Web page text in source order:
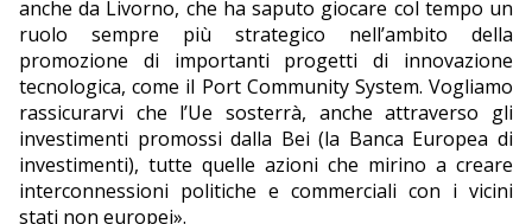
anche da Livorno, che ha saputo giocare col tempo un
ruolo sempre più strategico nell’ambito della
promozione di importanti progetti di innovazione
tecnologica, come il Port Community System. Vogliamo
rassicurarvi che l’Ue sosterrà, anche attraverso gli
investimenti promossi dalla Bei (la Banca Europea di
investimenti), tutte quelle azioni che mirino a creare
interconnessioni politiche e commerciali con i vicini
stati non europei».